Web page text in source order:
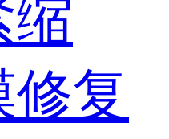
缩
复